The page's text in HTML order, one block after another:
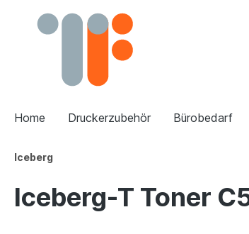
Home Druckerzubehör Bürobedarf
Iceberg
Iceberg-T Toner